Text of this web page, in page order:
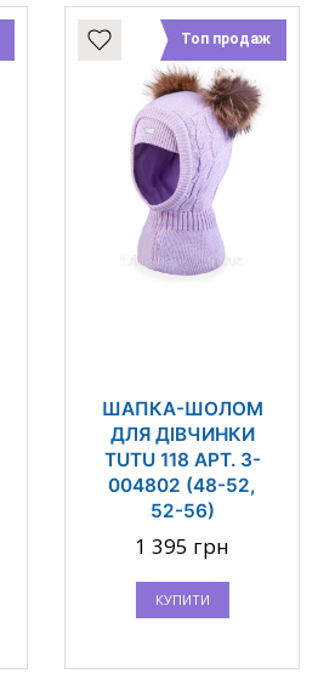
Топ продаж
ШАПКА-ШОЛОМ
ДЛЯ ДІВЧИНКИ
TUTU 118 АРТ. 3-
004802 (48-52,
52-56)
1 395 грн
КУПИТИ